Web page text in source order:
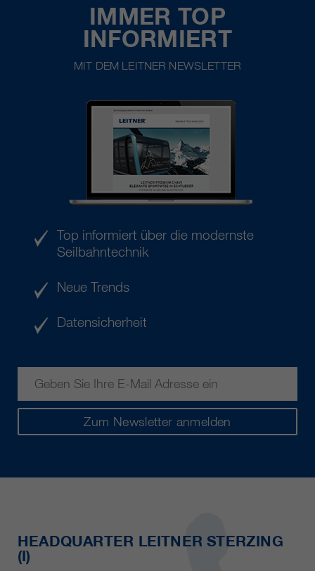
IMMER TOP
INFORMIERT
MIT DEM LEITNER NEWSLETTER
Zum Newsletter anmelden
Top informiert über die modernste
Seilbahntechnik
Neue Trends
Datensicherheit
HEADQUARTER LEITNER STERZING
(I)